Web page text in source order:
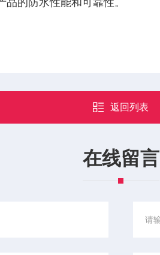
的防水性能和可靠性。
返回列表
在线留言